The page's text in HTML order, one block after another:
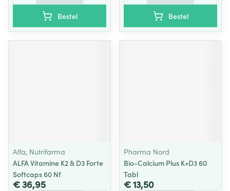
Bestel Bestel
Alfa, Nutrifarma
ALFA Vitamine K2 & D3 Forte
Softcaps 60 Nf
€ 36,95
Pharma Nord
Bio-Calcium Plus K+D3 60
Tabl
€ 13,50